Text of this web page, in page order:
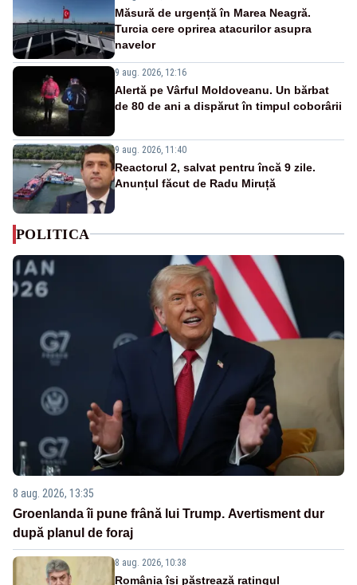
Măsură de urgență în Marea Neagră.
Turcia cere oprirea atacurilor asupra
navelor
9 aug. 2026, 12:16
Alertă pe Vârful Moldoveanu. Un bărbat
de 80 de ani a dispărut în timpul coborârii
9 aug. 2026, 11:40
Reactorul 2, salvat pentru încă 9 zile.
Anunțul făcut de Radu Miruță
POLITICA
8 aug. 2026, 13:35
Groenlanda îi pune frână lui Trump. Avertisment dur
după planul de foraj
8 aug. 2026, 10:38
România își păstrează ratingul